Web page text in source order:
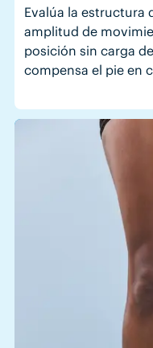
Evalúa la estructura
amplitud de
posición sin carga
compensa el pie en